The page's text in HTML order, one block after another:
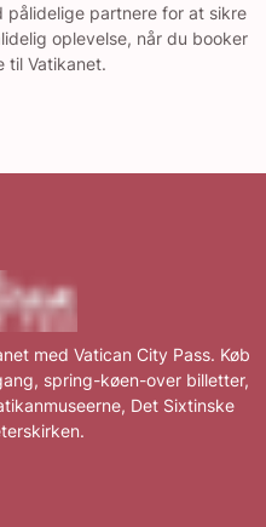
pålidelige partnere for at sikre
oplevelse, når du booker
til Vatikanet.
med Vatican City Pass. Køb
spring-køen-over billetter,
Det Sixtinske